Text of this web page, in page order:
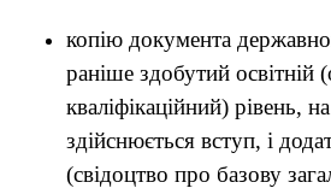
копію документа
раніше здобутий освітній
кваліфікаційний) рівень,
здійснюється вступ, і
(свідоцтво про базову